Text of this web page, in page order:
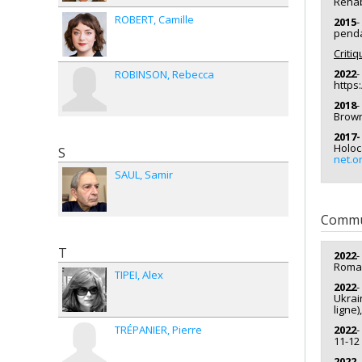
2015
2022
2018
2017-
2022
2022
2022
11-
ROBERT Camille
ROBINSON Rebecca
S
SAUL Samir
T
TIPEI Alex
TRÉPANIER Pierre